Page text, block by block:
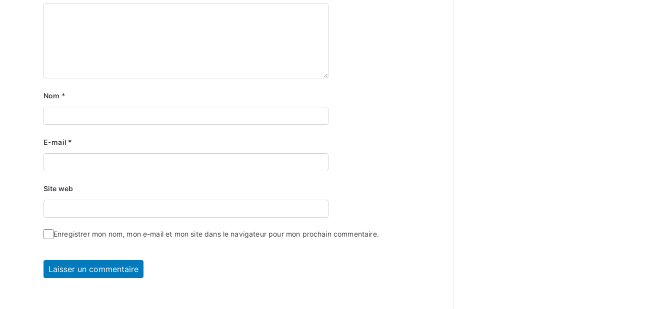
Nom *
E-mail *
Site web
Enregistrer mon nom, mon e-mail et mon site dans le navigateur pour mon prochain commentaire.